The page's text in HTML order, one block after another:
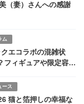
（妻）さんへの感謝
ム
クエコラボの混雑状
フィギュアや限定容器
ース
猫と箔押しの幸福な